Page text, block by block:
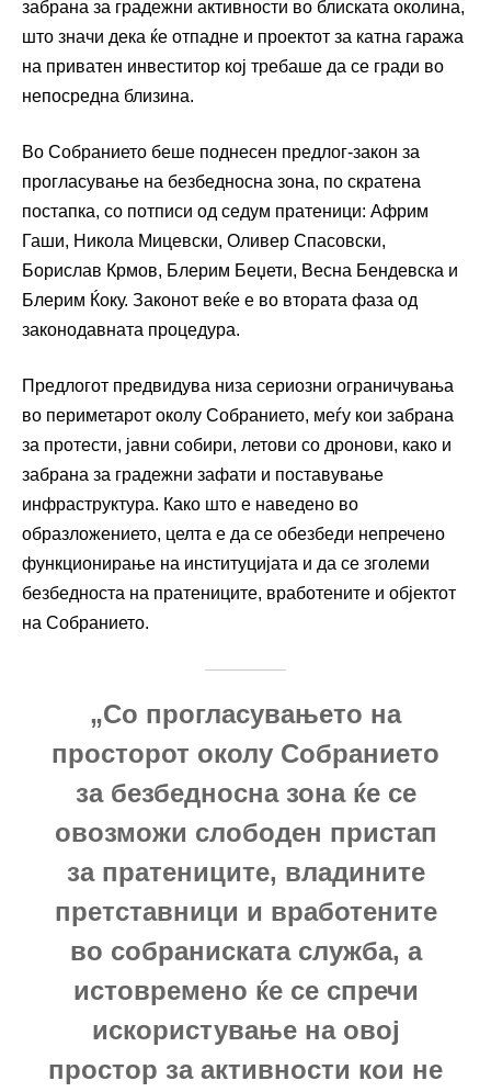
забрана за градежни активности во блиската околина,
што значи дека ќе отпадне и проектот за катна гаража
на приватен инвеститор кој требаше да се гради во
непосредна близина.
Во Собранието беше поднесен предлог-закон за
прогласување на безбедносна зона, по скратена
постапка, со потписи од седум пратеници: Африм
Гаши, Никола Мицевски, Оливер Спасовски,
Борислав Крмов, Блерим Беџети, Весна Бендевска и
Блерим Ќоку. Законот веќе е во втората фаза од
законодавната процедура.
Предлогот предвидува низа сериозни ограничувања
во периметарот околу Собранието, меѓу кои забрана
за протести, јавни собири, летови со дронови, како и
забрана за градежни зафати и поставување
инфраструктура. Како што е наведено во
образложението, целта е да се обезбеди непречено
функционирање на институцијата и да се зголеми
безбедноста на пратениците, вработените и објектот
на Собранието.
„Со прогласувањето на
просторот околу Собранието
за безбедносна зона ќе се
овозможи слободен пристап
за пратениците, владините
претставници и вработените
во собраниската служба, а
истовремено ќе се спречи
искористување на овој
простор за активности кои не